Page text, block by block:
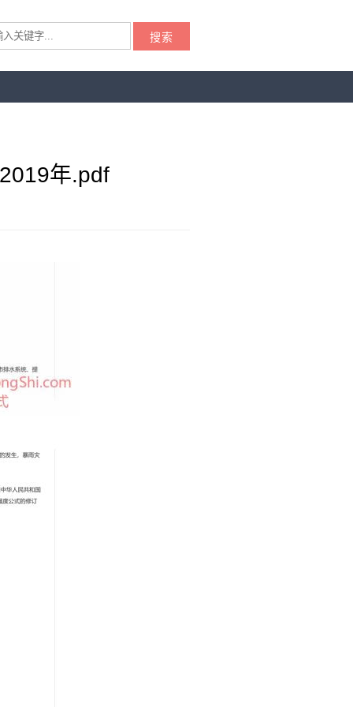
搜索
年.pdf